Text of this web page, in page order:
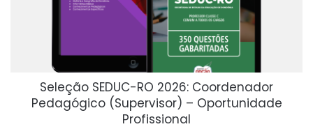
Seleção SEDUC-RO 2026: Coordenador
Pedagógico (Supervisor) – Oportunidade
Profissional